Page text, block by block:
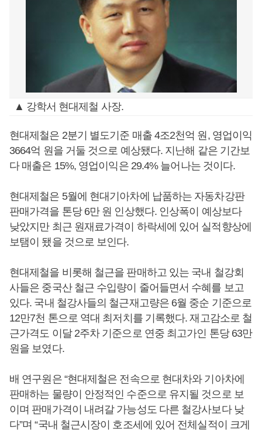
▲ 강학서 현대제철 사장.
현대제철은 2분기 별도기준 매출 4조2천억 원, 영업이익
3664억 원을 거둘 것으로 예상됐다. 지난해 같은 기간보
다 매출은 15%, 영업이익은 29.4% 늘어나는 것이다.
현대제철은 5월에 현대기아차에 납품하는 자동차강판
판매가격을 톤당 6만 원 인상했다. 인상폭이 예상보다
낮았지만 최근 원재료가격이 하락세에 있어 실적향상에
보탬이 됐을 것으로 보인다.
현대제철을 비롯해 철근을 판매하고 있는 국내 철강회
사들은 중국산 철근 수입량이 줄어들면서 수혜를 보고
있다. 국내 철강사들의 철근재고량은 6월 중순 기준으로
12만7천 톤으로 역대 최저치를 기록했다. 재고감소로 철
근가격도 이달 2주차 기준으로 연중 최고가인 톤당 63만
원을 보였다.
배 연구원은 “현대제철은 전속으로 현대차와 기아차에
판매하는 물량이 안정적인 수준으로 유지될 것으로 보
이며 판매가격이 내려갈 가능성도 다른 철강사보다 낮
다”며 “국내 철근시장이 호조세에 있어 전체실적이 크게